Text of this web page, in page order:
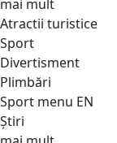
mai mult
Atractii turistice
Sport
Divertisment
Plimbări
Sport menu EN
Știri